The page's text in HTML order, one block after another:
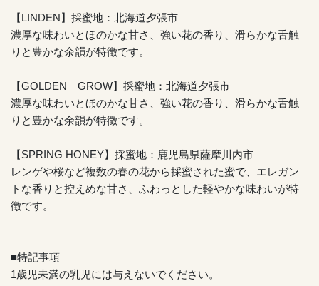
【LINDEN】採蜜地：北海道夕張市
濃厚な味わいとほのかな甘さ、強い花の香り、滑らかな舌触
りと豊かな余韻が特徴です。
【GOLDEN GROW】採蜜地：北海道夕張市
濃厚な味わいとほのかな甘さ、強い花の香り、滑らかな舌触
りと豊かな余韻が特徴です。
【SPRING HONEY】採蜜地：鹿児島県薩摩川内市
レンゲや桜など複数の春の花から採蜜された蜜で、エレガン
トな香りと控えめな甘さ、ふわっとした軽やかな味わいが特
徴です。
■特記事項
1歳児未満の乳児には与えないでください。